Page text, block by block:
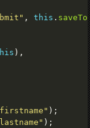
, this .